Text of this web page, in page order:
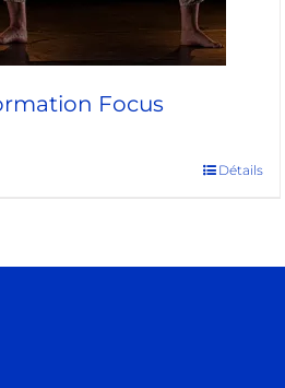
Focus
Détails